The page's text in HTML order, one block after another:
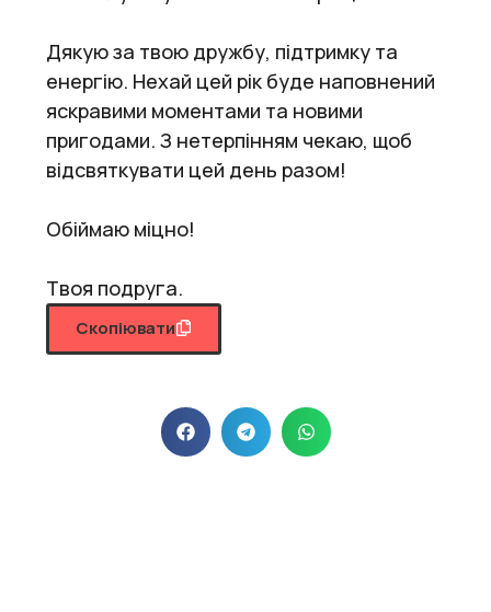
Дякую за твою дружбу, підтримку та
енергію. Нехай цей рік буде наповнений
яскравими моментами та новими
пригодами. З нетерпінням чекаю, щоб
відсвяткувати цей день разом!
Обіймаю міцно!
Твоя подруга.
Скопіювати